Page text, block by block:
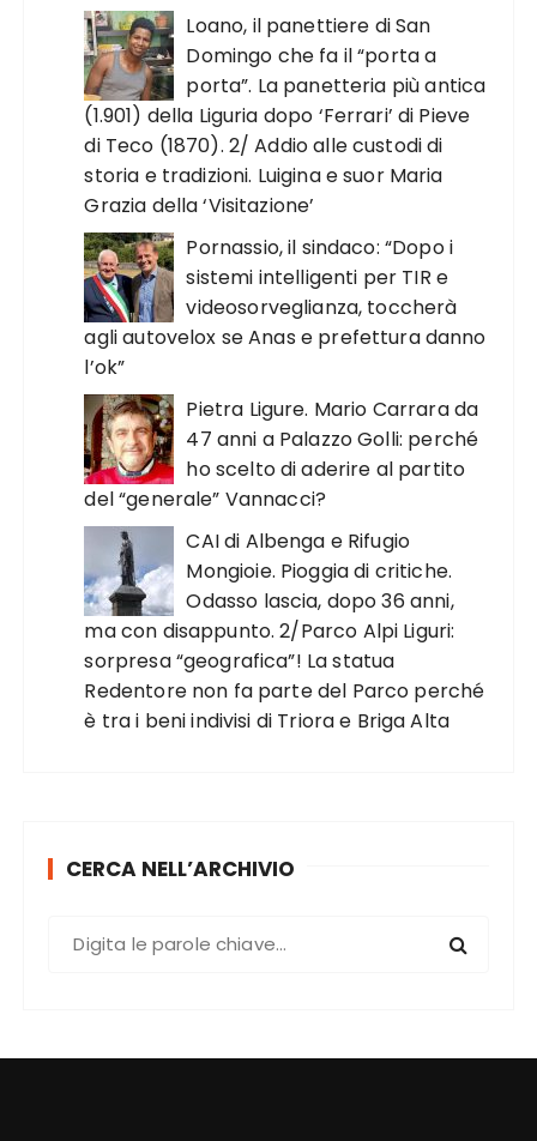
Loano, il panettiere di San
Domingo che fa il “porta a
porta”. La panetteria più antica
(1.901) della Liguria dopo ‘Ferrari’ di Pieve
di Teco (1870). 2/ Addio alle custodi di
storia e tradizioni. Luigina e suor Maria
Grazia della ‘Visitazione’
Pornassio, il sindaco: “Dopo i
sistemi intelligenti per TIR e
videosorveglianza, toccherà
agli autovelox se Anas e prefettura danno
l’ok”
Pietra Ligure. Mario Carrara da
47 anni a Palazzo Golli: perché
ho scelto di aderire al partito
del “generale” Vannacci?
CAI di Albenga e Rifugio
Mongioie. Pioggia di critiche.
Odasso lascia, dopo 36 anni,
ma con disappunto. 2/Parco Alpi Liguri:
sorpresa “geografica”! La statua
Redentore non fa parte del Parco perché
è tra i beni indivisi di Triora e Briga Alta
CERCA NELL’ARCHIVIO